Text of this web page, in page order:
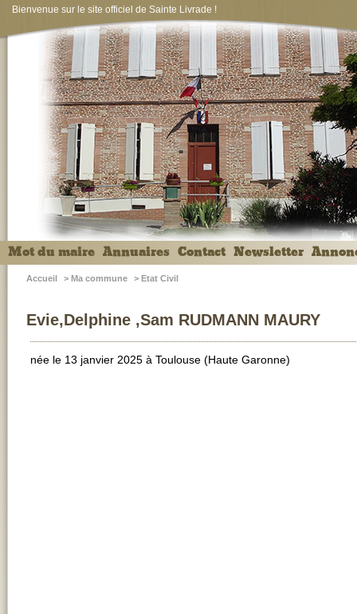
Bienvenue sur le site officiel de Sainte Livrade !
Mot du maire Annuaires Contact Newsletter
Accueil > Ma commune > Etat Civil
Evie,Delphine ,Sam RUDMANN MAURY
née le 13 janvier 2025 à Toulouse (Haute Garonne)